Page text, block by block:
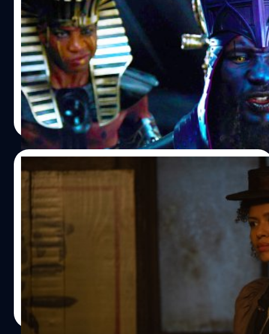
Dynasty’ เต็มที่ แม้ Jonathan Majors จะหลุด
จากโปรเจกต์ไปแล้ว
The Hollywood Reporter ได้รายงานว่า Marvel Studios มี
ความตั้งใจจะเดินหน้าโปรเจกต์ 'Avengers: The Kang
Dynasty' ต่อเนื่องไป
ปรีดี ฤกษ์วลีกุล| 962 days ago
Read More
[สปอยล์] ผู้กำกับเฉลย เกิดอะไรขึ้นกับ
Ravonna Renslayer ที่ The Void ในซีรีส์
‘Loki’ ซีซัน 2
ผู้กำกับเฉลยแล้ว เกิดอะไรขึ้นกับผู้พิพากษา Ravonna
Renslayer ที่ The Void ในซีรีส์ ‘Loki’ ซีซัน 2 ของ
Disney+Hotstar
ประภาส อยู่เย็น| 992 days ago
Read More